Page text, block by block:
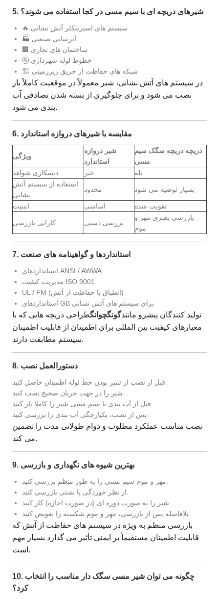
5. شیرهای دریچه ای با سیم مسی در کجا استفاده می شوند؟
🔥 سیستم های اسپرینکلر آتش نشانی
🏭 آبرسانی صنعتی
🏢 ساختمان های تجاری
🚰 خطوط لوله شهرداری
🏗 شبکه های حفاظت از حریق زیرزمینی
در سیستم های آتش نشانی، شیر معمولاً در موقعیت کاملاً باز
نصب می شود و برای جلوگیری از بسته شدن تصادفی آب
بندی می شود.
6. مقایسه با شیرهای دروازه استاندارد
ویژگی
شیر دروازه
استاندارد
دریچه دریچه سگک سیم
مسی
دستکاری شواهد
خیر
بله
استفاده از سیستم آتش
نشانی
محدود بسیار توصیه می شود
امنیت اساسی تقویت شده
کارایی بازرسی بررسی دستی
بازرسی بصری مهر و
موم
7. استانداردها و گواهینامه های صنعت
استانداردهای ANSI / AWWA
مدیریت کیفیت ISO 9001
UL / FM (انطباق با حفاظت از آتش)
استانداردهای GB برای سیستم های آتش نشانی
تولید کنندگان پیشرو مانندگونگچوانگطراحی دریچه هایی که با
معیارهای کیفیت بین المللی برای اطمینان از قابلیت اطمینان
سیستم مطابقت دارند.
8. دستورالعمل نصب
نصب مناسب عملکرد مطلوب و دوام طولانی مدت را تضمین
می کند.
9. بهترین شیوه های نگهداری و بازرسی
بازرسی منظم به ویژه در سیستم های حفاظت از آتش که
قابلیت اطمینان مستقیماً بر ایمنی تأثیر می گذارد بسیار مهم
است.
10. چگونه می توان شیر مسی سگک دار مناسب را انتخاب
کرد؟